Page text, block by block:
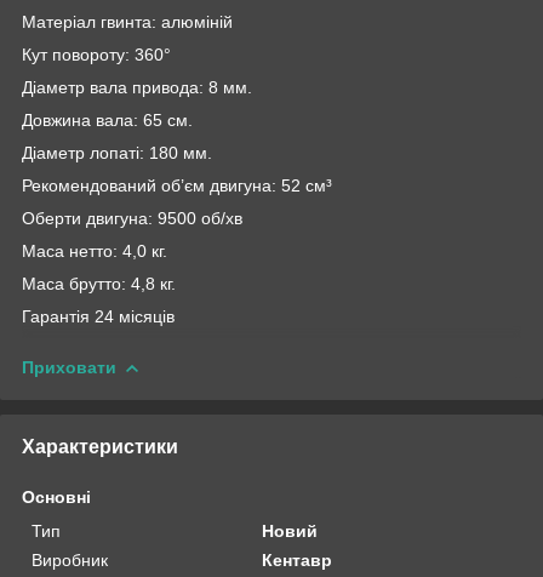
Матеріал гвинта: алюміній
Кут повороту: 360°
Діаметр вала привода: 8 мм.
Довжина вала: 65 см.
Діаметр лопаті: 180 мм.
Рекомендований об’єм двигуна: 52 см³
Оберти двигуна: 9500 об/хв
Маса нетто: 4,0 кг.
Маса брутто: 4,8 кг.
Гарантія 24 місяців
Приховати
Характеристики
Основні
Тип
Новий
Виробник
Кентавр